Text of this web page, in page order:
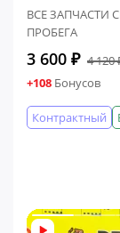
ВСЕ ЗАПЧАСТИ
ПРОБЕГА
3 600 ₽ 4 120
+108 Бонусов
Контрактный